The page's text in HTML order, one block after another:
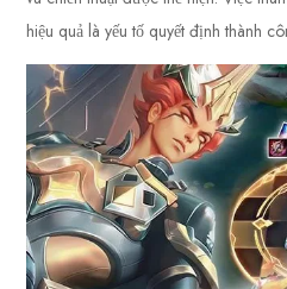
hiệu quả là yếu tố quyết định thành